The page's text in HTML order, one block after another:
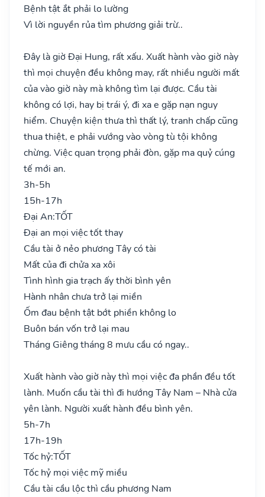
Bệnh tật ắt phải lo lường
Vì lời nguyền rủa tìm phương giải trừ..
Đây là giờ Đại Hung, rất xấu. Xuất hành vào giờ này
thì mọi chuyện đều không may, rất nhiều người mất
của vào giờ này mà không tìm lại được. Cầu tài
không có lợi, hay bị trái ý, đi xa e gặp nạn nguy
hiểm. Chuyện kiện thưa thì thất lý, tranh chấp cũng
thua thiệt, e phải vướng vào vòng tù tội không
chừng. Việc quan trọng phải đòn, gặp ma quỷ cúng
tế mới an.
3h-5h
15h-17h
Đại An:TỐT
Đại an mọi việc tốt thay
Cầu tài ở nẻo phương Tây có tài
Mất của đi chửa xa xôi
Tình hình gia trạch ấy thời bình yên
Hành nhân chưa trở lại miền
Ốm đau bệnh tật bớt phiền không lo
Buôn bán vốn trở lại mau
Tháng Giêng tháng 8 mưu cầu có ngay..
Xuất hành vào giờ này thì mọi việc đa phần đều tốt
lành. Muốn cầu tài thì đi hướng Tây Nam – Nhà cửa
yên lành. Người xuất hành đều bình yên.
5h-7h
17h-19h
Tốc hỷ:TỐT
Tốc hỷ mọi việc mỹ miều
Cầu tài cầu lộc thì cầu phương Nam